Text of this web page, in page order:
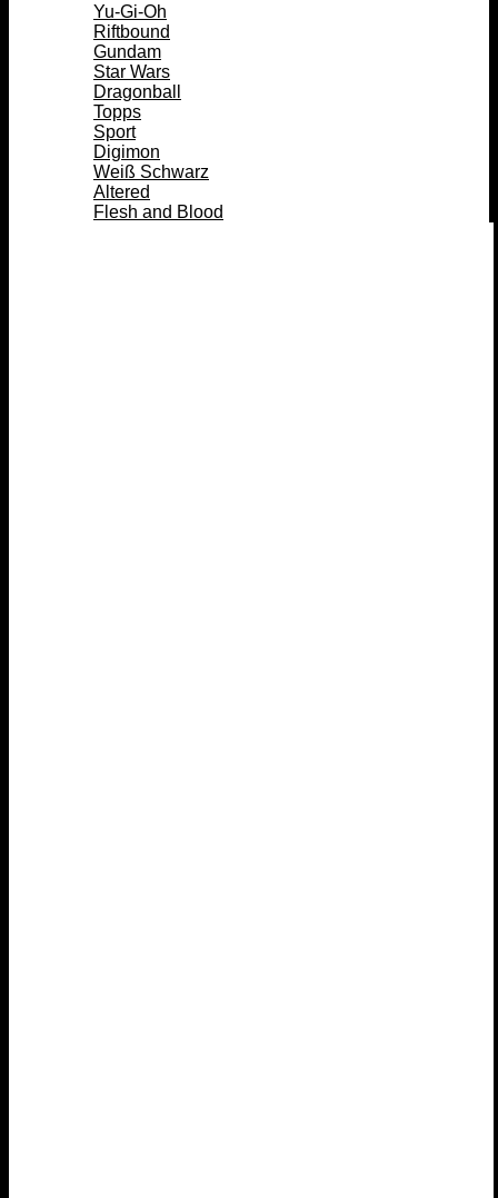
Yu-Gi-Oh
Riftbound
Gundam
Star Wars
Dragonball
Topps
Sport
Digimon
Weiß Schwarz
Altered
Flesh and Blood